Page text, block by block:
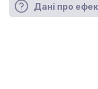
Дані про